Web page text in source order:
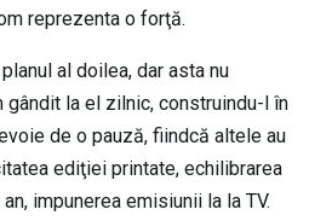
reprezenta o forţă.
al doilea, dar asta nu
gândit la el zilnic, construindu-l în
de o pauză, fiindcă altele au
ediţiei printate, echilibrarea
impunerea emisiunii la la TV.